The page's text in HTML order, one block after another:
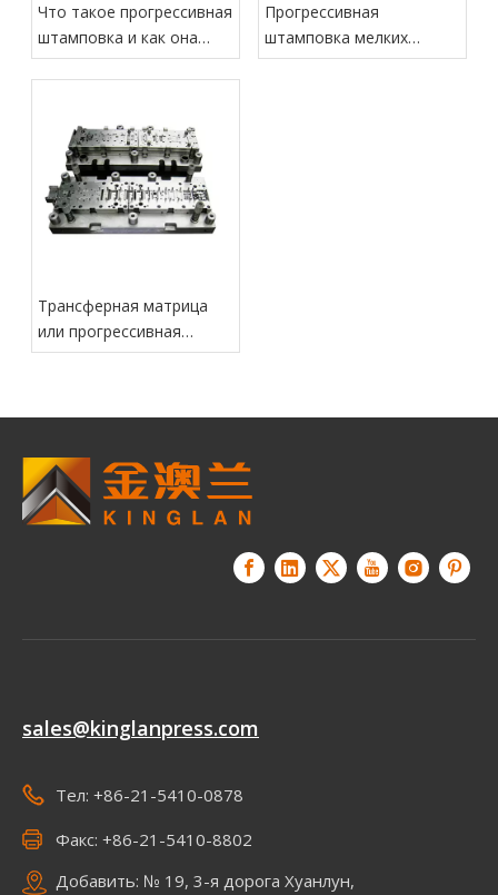
Что такое прогрессивная
штамповка и как она
работает?
Прогрессивная
штамповка мелких
прецизионных
Трансферная матрица
или прогрессивная
матрица: что лучше для
sales@kinglanpress.com
Тел: +86-21-5410-0878
Факс: +86-21-5410-8802
Добавить: № 19, 3-я дорога Хуанлун,